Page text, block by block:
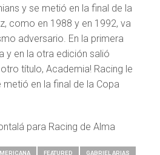
y se metió en la final de la
como en 1988 y en 1992, va
adversario. En la primera
y en la otra edición salió
título, Academia! Racing le
metió en la final de la Copa
para Racing de Alma
FEATURED GABRIEL ARIAS